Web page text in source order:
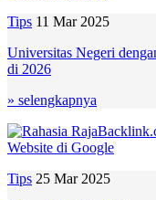
Tips 11 Mar 2025
Universitas Negeri
di 2026
» selengkapnya
Tips 25 Mar 2025